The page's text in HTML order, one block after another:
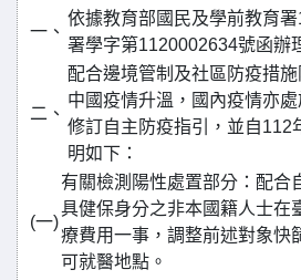
一、
依據教育部國民及學前教育
署學字第1120002634號函辦
二、
配合邊境管制及社區防疫措
中國疫情升溫，國內疫情亦
修訂自主防疫指引，並自112
明如下：
(一)
有關檢測陽性處置部分：配合
具健保身分之非本國籍人士在
療費用一事，調整前述對象快
可就醫地點。